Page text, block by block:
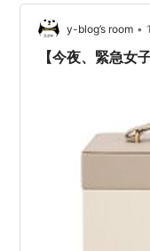
y-blog’s room •
【今夜、緊急女